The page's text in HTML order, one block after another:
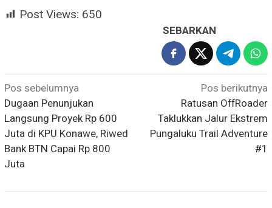
Post Views: 650
SEBARKAN
Navigasi
pos
Pos sebelumnya
Dugaan Penunjukan
Langsung Proyek Rp 600
Juta di KPU Konawe, Riwed
Bank BTN Capai Rp 800
Juta
Pos berikutnya
Ratusan OffRoader
Taklukkan Jalur Ekstrem
Pungaluku Trail Adventure
#1